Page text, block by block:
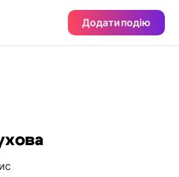
Додати подію